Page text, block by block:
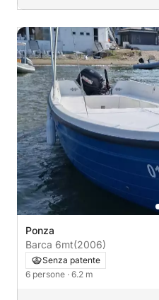
Ponza
Barca 6mt(2006)
Senza patente
6 persone · 6.2 m